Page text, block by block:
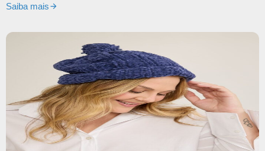
Saiba mais